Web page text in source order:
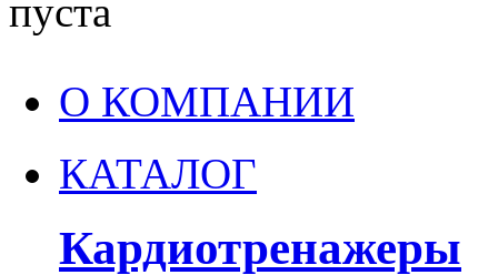
пуста
О КОМПАНИИ
КАТАЛОГ
Кардиотренажеры